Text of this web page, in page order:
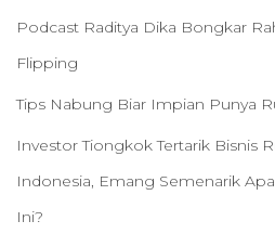
Podcast Raditya Dika Bongkar
Flipping
Tips Nabung Biar Impian Punya
Investor Tiongkok Tertarik Bisnis
Indonesia, Emang Semenarik
Ini?